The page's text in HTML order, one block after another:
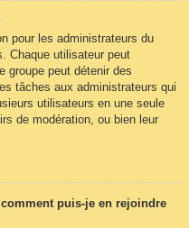
pour les administrateurs du
Chaque utilisateur peut
groupe peut détenir des
tâches aux administrateurs qui
utilisateurs en une seule
de modération, ou bien leur
puis-je en rejoindre